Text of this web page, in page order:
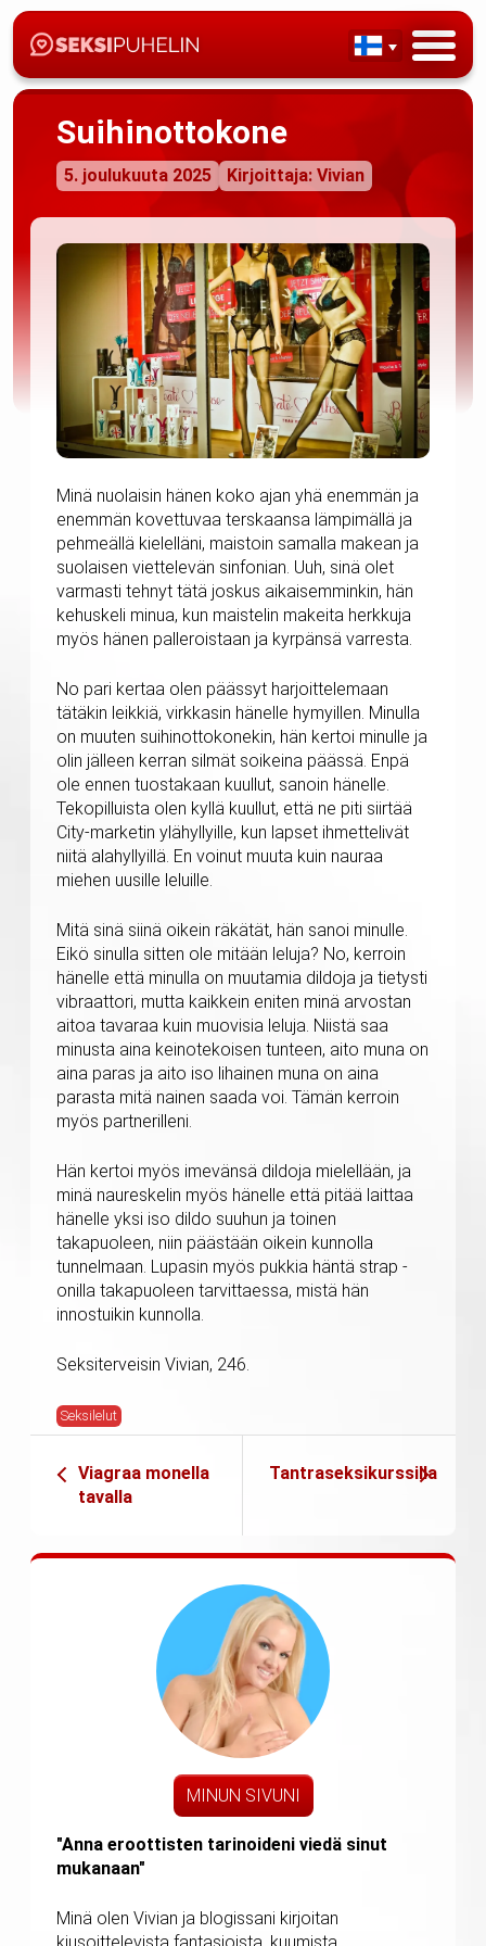
Suihinottokone
5. joulukuuta 2025 Kirjoittaja: Vivian
Minä nuolaisin hänen koko ajan yhä enemmän ja
enemmän kovettuvaa terskaansa lämpimällä ja
pehmeällä kielelläni, maistoin samalla makean ja
suolaisen viettelevän sinfonian. Uuh, sinä olet
varmasti tehnyt tätä joskus aikaisemminkin, hän
kehuskeli minua, kun maistelin makeita herkkuja
myös hänen palleroistaan ja kyrpänsä varresta.
No pari kertaa olen päässyt harjoittelemaan
tätäkin leikkiä, virkkasin hänelle hymyillen. Minulla
on muuten suihinottokonekin, hän kertoi minulle ja
olin jälleen kerran silmät soikeina päässä. Enpä
ole ennen tuostakaan kuullut, sanoin hänelle.
Tekopilluista olen kyllä kuullut, että ne piti siirtää
City-marketin ylähyllyille, kun lapset ihmettelivät
niitä alahyllyillä. En voinut muuta kuin nauraa
miehen uusille leluille.
Mitä sinä siinä oikein räkätät, hän sanoi minulle.
Eikö sinulla sitten ole mitään leluja? No, kerroin
hänelle että minulla on muutamia dildoja ja tietysti
vibraattori, mutta kaikkein eniten minä arvostan
aitoa tavaraa kuin muovisia leluja. Niistä saa
minusta aina keinotekoisen tunteen, aito muna on
aina paras ja aito iso lihainen muna on aina
parasta mitä nainen saada voi. Tämän kerroin
myös partnerilleni.
Hän kertoi myös imevänsä dildoja mielellään, ja
minä naureskelin myös hänelle että pitää laittaa
hänelle yksi iso dildo suuhun ja toinen
takapuoleen, niin päästään oikein kunnolla
tunnelmaan. Lupasin myös pukkia häntä strap -
onilla takapuoleen tarvittaessa, mistä hän
innostuikin kunnolla.
Seksiterveisin Vivian, 246.
Seksilelut
Viagraa monella
tavalla
Tantraseksikurssilla
MINUN SIVUNI
"Anna eroottisten tarinoideni viedä sinut
mukanaan"
Minä olen Vivian ja blogissani kirjoitan